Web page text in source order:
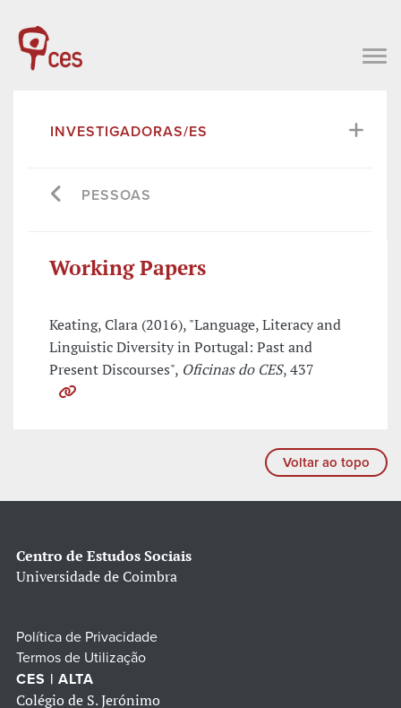
INVESTIGADORAS/ES
PESSOAS
Working Papers
Keating, Clara (2016), "Language, Literacy and
Linguistic Diversity in Portugal: Past and
Present Discourses", Oficinas do CES, 437
Voltar ao topo
Centro de Estudos Sociais
Universidade de Coimbra
Política de Privacidade
Termos de Utilização
CES | ALTA
Colégio de S. Jerónimo